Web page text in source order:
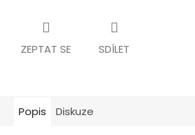
ZEPTAT SE SDÍLET
Popis Diskuze